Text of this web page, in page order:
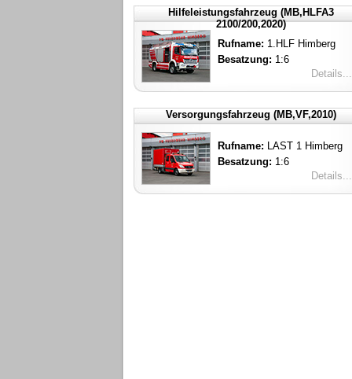
Hilfeleistungsfahrzeug (MB,HLFA3
2100/200,2020)
Rufname: 1.HLF Himberg
Besatzung: 1:6
Details...
Versorgungsfahrzeug (MB,VF,2010)
Rufname: LAST 1 Himberg
Besatzung: 1:6
Details...